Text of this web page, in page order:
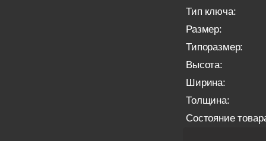
Тип ключа:
Размер:
Типоразмер:
Высота:
Ширина:
Толщина:
Состояние